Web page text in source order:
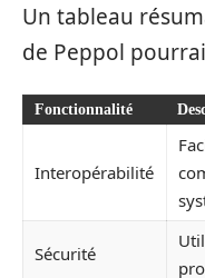
Un tableau
de Peppol
Fonctionnalité
Interopérabilité
Sécurité